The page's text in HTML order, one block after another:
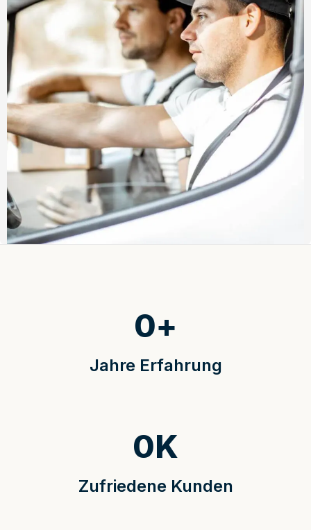
Jahre Erfahrung
0+
Zufriedene Kunden
0K